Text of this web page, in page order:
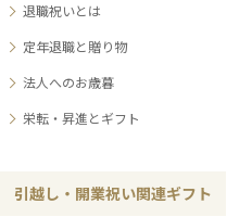
退職祝いとは
定年退職と贈り物
法人へのお歳暮
栄転・昇進とギフト
引越し・開業祝い関連ギフト